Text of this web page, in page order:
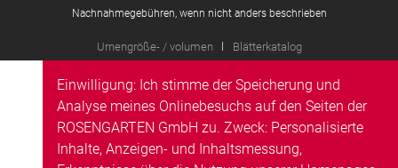
Nachnahmegebühren, wenn nicht anders beschrieben
Urnengröße- / volumen Blätterkatalog
Einwilligung: Ich stimme der Speicherung und
Analyse meines Onlinebesuchs auf den Seiten der
ROSENGARTEN GmbH zu. Zweck: Personalisierte
Inhalte, Anzeigen- und Inhaltsmessung,